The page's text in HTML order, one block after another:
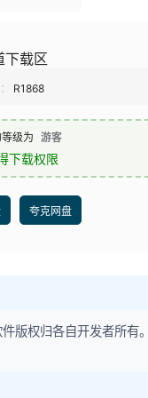
下载区
R1868
级为 游客
下载权限
夸克网盘
版权归各自开发者所有